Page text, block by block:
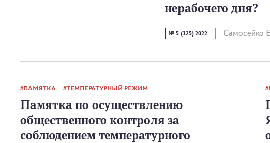
нерабочего дня?
№ 5 (125) 2022 Самосейко
ПАМЯТКА ТЕМПЕРАТУРНЫЙ РЕЖИМ
Памятка по осуществлению
общественного контроля за
соблюдением температурного